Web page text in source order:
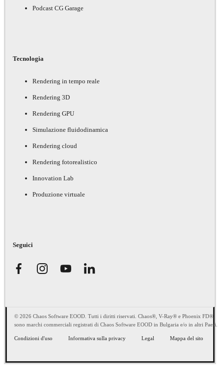
Podcast CG Garage
Tecnologia
Rendering in tempo reale
Rendering 3D
Rendering GPU
Simulazione fluidodinamica
Rendering cloud
Rendering fotorealistico
Innovation Lab
Produzione virtuale
Seguici
© 2026 Chaos Software EOOD. Tutti i diritti riservati. Chaos®, V-Ray® e Phoenix FD®
sono marchi commerciali registrati di Chaos Software EOOD in Bulgaria e/o in altri Paesi.
Condizioni d'uso Informativa sulla privacy Legal Mappa del sito